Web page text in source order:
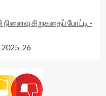
சிறுகதைப் போட்டி -
2025-26